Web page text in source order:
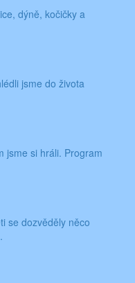
dýně, kočičky a
jsme do života
jsme si hráli. Program
se dozvěděly něco